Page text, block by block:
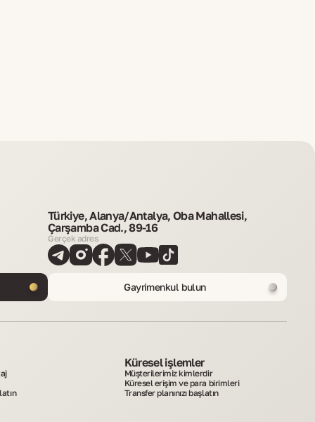
Türkiye, Alanya/Antalya, Oba Mahallesi,
Çarşamba Cad., 89-16
Gerçek adres
Gayrimenkul bulun
Küresel işlemler
Müşterilerimiz kimlerdir
Küresel erişim ve para birimleri
Transfer planınızı başlatın